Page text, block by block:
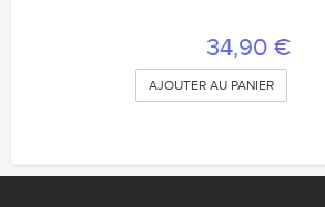
34,90 €
AJOUTER AU PANIER